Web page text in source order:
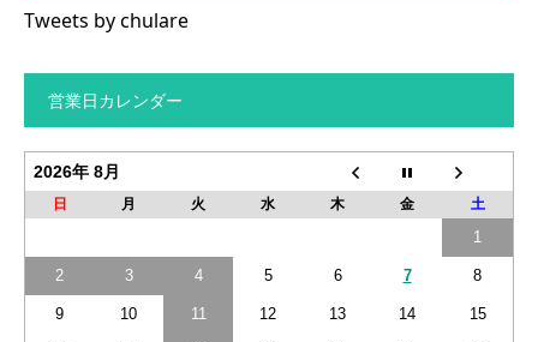
Tweets by chulare
営業日カレンダー
2026年 8月
日 月 火 水 木 金 土
1
2 3 4 5 6 7 8
9 10 11 12 13 14 15